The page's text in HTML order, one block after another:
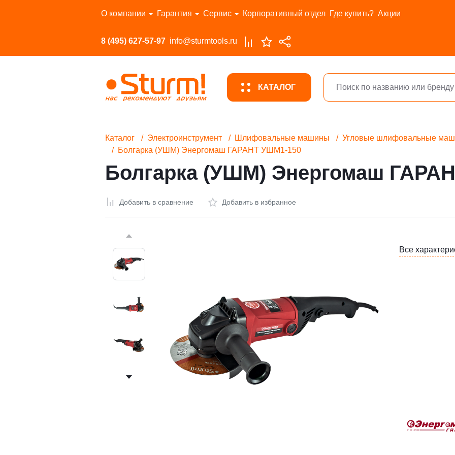
О компании Гарантия Сервис Корпоративный отдел Где купить? Акции
8 (495) 627-57-97 info@sturmtools.ru
КАТАЛОГ
Перейти в каталог
Каталог Электроинструмент Шлифовальные машины
Угловые шлифовальные
Болгарка (УШМ) Энергомаш ГАРАНТ УШМ1-150
Болгарка (УШМ) Энергомаш
Добавить в сравнение Добавить в избранное
Все